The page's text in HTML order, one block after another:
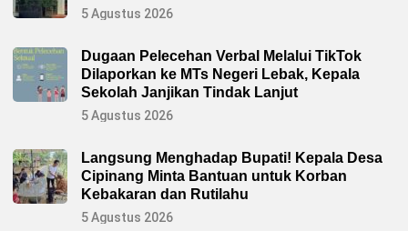
5 Agustus 2026
Dugaan Pelecehan Verbal Melalui TikTok
Dilaporkan ke MTs Negeri Lebak, Kepala
Sekolah Janjikan Tindak Lanjut
5 Agustus 2026
Langsung Menghadap Bupati! Kepala Desa
Cipinang Minta Bantuan untuk Korban
Kebakaran dan Rutilahu
5 Agustus 2026